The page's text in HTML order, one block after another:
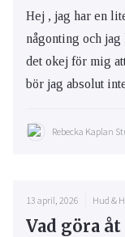
Hej , jag har en
någonting och jag
det okej för mig
bör jag absolut
Rebecka Kaplan
13 april, 2026 Hud &
Vad göra